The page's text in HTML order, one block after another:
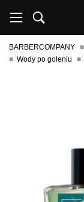
BARBERCOMPANY
Wody po goleniu